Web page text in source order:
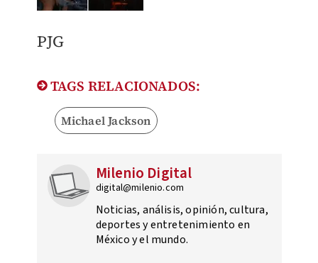
PJG
TAGS RELACIONADOS:
Michael Jackson
Milenio Digital
digital@milenio.com
Noticias, análisis, opinión, cultura,
deportes y entretenimiento en
México y el mundo.